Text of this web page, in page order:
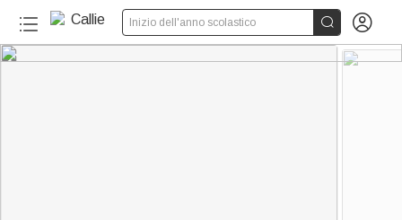
Inizio dell'anno scolastico  